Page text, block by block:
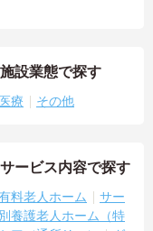
設業態で探す
療 その他
ービス内容で探す
料老人ホーム
サー
養護老人ホーム（特